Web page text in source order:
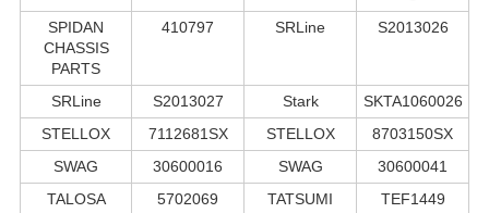
SPIDAN
CHASSIS
PARTS
410797 SRLine S2013026
SRLine S2013027 Stark
SKTA1060026
STELLOX
7112681SX STELLOX
8703150SX
SWAG
30600016 SWAG
30600041
TALOSA
5702069 TATSUMI
TEF1449